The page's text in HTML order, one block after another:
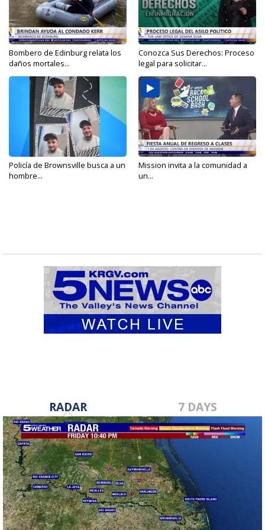
Bombero de Edinburg relata los
daños mortales...
Conozca Sus Derechos: Proceso
legal para solicitar...
Policía de Brownsville busca a un
hombre...
Mission invita a la comunidad a
un...
RADAR 7 DAYS